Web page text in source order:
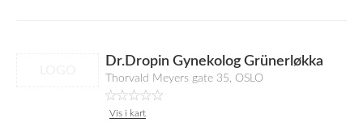
Dr.Dropin Gynekolog Grünerløkka
Thorvald Meyers gate 35, OSLO
Vis i kart